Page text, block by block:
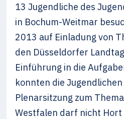
13 Jugendliche des
in Bochum-Weitmar
2013 auf Einladung von
den Düsseldorfer
Einführung in die
konnten die
Plenarsitzung zum
Westfalen darf nicht Hort